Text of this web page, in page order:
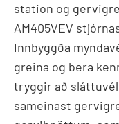
station og
AM405VEV
Innbyggða
greina og bera
tryggir að
sameinast